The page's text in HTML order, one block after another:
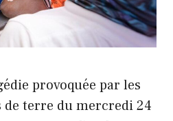
provoquée par les
terre du mercredi 24